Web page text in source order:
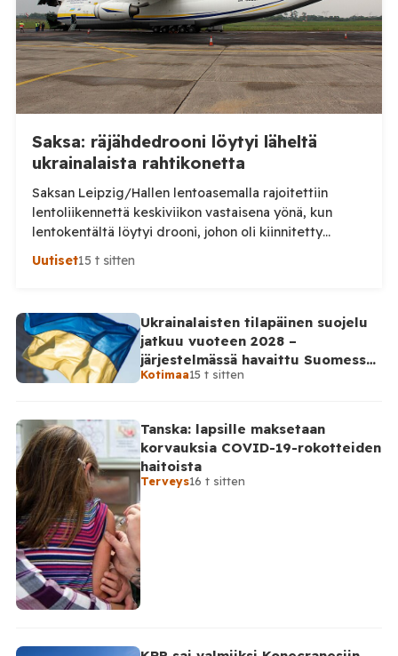
tarpeellisuudesta keskustellaan erityisesti […]
Saksa: räjähdedrooni löytyi läheltä
ukrainalaista rahtikonetta
Saksan Leipzig/Hallen lentoasemalla rajoitettiin
lentoliikennettä keskiviikon vastaisena yönä, kun
lentokentältä löytyi drooni, johon oli kiinnitetty
epäilty räjähdelaite. Saksan viranomaiset tutkivat
lentoaseman rahtialueelta läheltä ukrainalaista
Antonov-rahtikonetta ns. esikentältä. Löytyneessä
droonissa oli tuntematonta massaa sisältänyt pakkaus
sekä sytyttimeksi epäilty osa. Poliisi ei ole
vahvistanut kaikkia yksityiskohtia, mutta […]
Uutiset15 t sitten
Ukrainalaisten tilapäinen suojelu
jatkuu vuoteen 2028 –
järjestelmässä havaittu Suomessa
satoja väärinkäytösyrityksiä
Kotimaa15 t sitten
Tanska: lapsille maksetaan
korvauksia COVID-19-rokotteiden
haitoista
Terveys16 t sitten